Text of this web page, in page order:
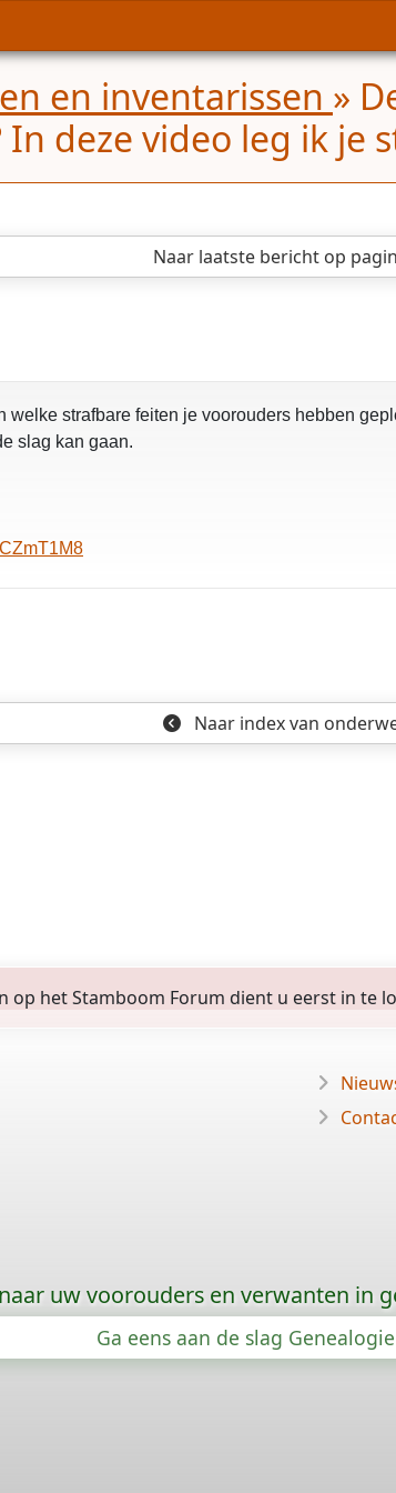
en inventarissen »
deze video leg ik je
Naar laatste berichtop
welke strafbare feiten je voorouders hebben
slag kan gaan.
Naar indexvan
het Stamboom Forum dient u eerst in te
uw voorouders en verwanten in
Ga eens aan de slag